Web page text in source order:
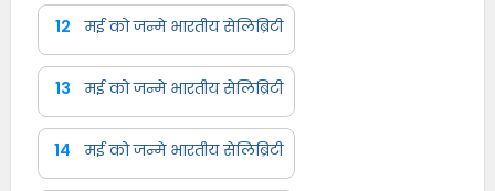
12 मई को जन्मे भारतीय सेलिब्रिटी
13 मई को जन्मे भारतीय सेलिब्रिटी
14 मई को जन्मे भारतीय सेलिब्रिटी